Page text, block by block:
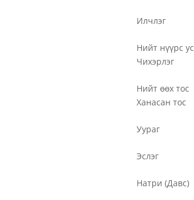
Илчлэг
Нийт нүүрс ус
Чихэрлэг
Нийт өөх тос
Ханасан тос
Уураг
Эслэг
Натри (Давс)